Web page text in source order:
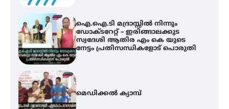
മെഡിക്കൽ ക്യാമ്പ്
സെന്റ് ജോസഫ്സ് കോളജ്
കോമേഴ്‌സ് അസോസിയേഷന്
തുടക്കമായി